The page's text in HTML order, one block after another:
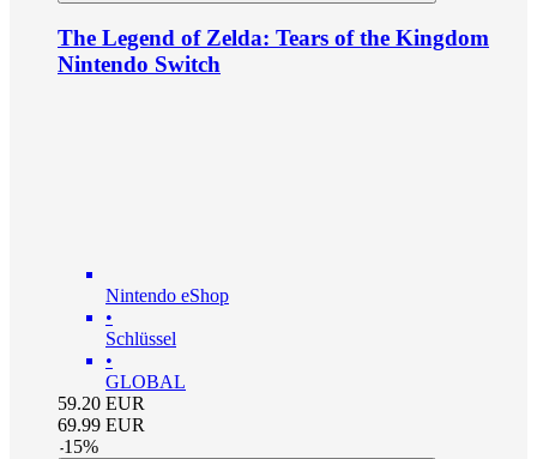
The Legend of Zelda: Tears of the Kingdom
Nintendo Switch
Nintendo eShop
•
Schlüssel
•
GLOBAL
59.20 EUR
69.99 EUR
-15%